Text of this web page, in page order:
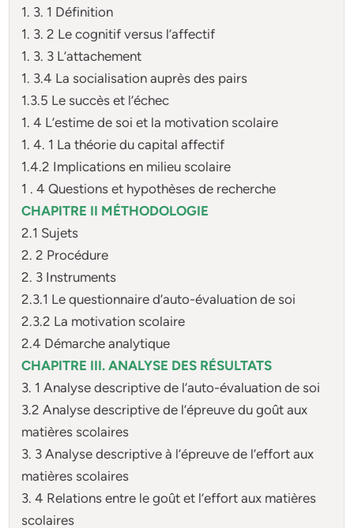
1. 3. 1 Définition
1. 3. 2 Le cognitif versus l’affectif
1. 3. 3 L’attachement
1. 3.4 La socialisation auprès des pairs
1.3.5 Le succès et l’échec
1. 4 L’estime de soi et la motivation scolaire
1. 4. 1 La théorie du capital affectif
1.4.2 Implications en milieu scolaire
1 . 4 Questions et hypothèses de recherche
CHAPITRE II MÉTHODOLOGIE
2.1 Sujets
2. 2 Procédure
2. 3 Instruments
2.3.1 Le questionnaire d’auto-évaluation de soi
2.3.2 La motivation scolaire
2.4 Démarche analytique
CHAPITRE III. ANALYSE DES RÉSULTATS
3. 1 Analyse descriptive de l’auto-évaluation de soi
3.2 Analyse descriptive de l’épreuve du goût aux
matières scolaires
3. 3 Analyse descriptive à l’épreuve de l’effort aux
matières scolaires
3. 4 Relations entre le goût et l’effort aux matières
scolaires